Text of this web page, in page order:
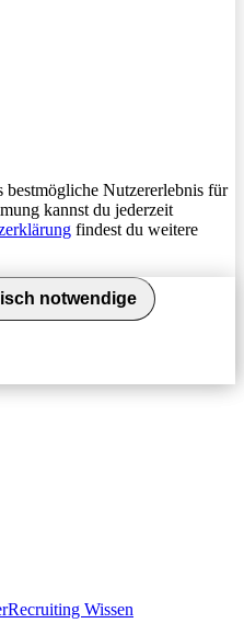
Nutzererlebnis für
kannst du jederzeit
findest du weitere
notwendige
Recruiting Wissen